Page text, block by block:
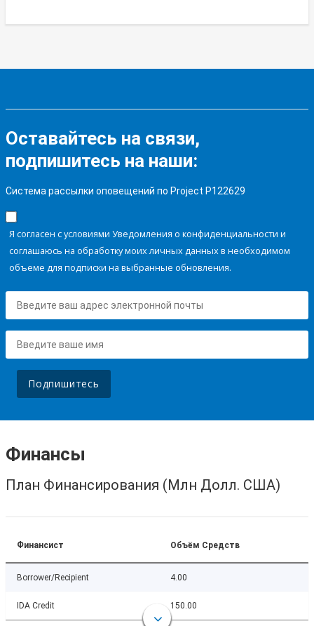
Оставайтесь на связи,
подпишитесь на наши:
Система рассылки оповещений по Project P122629
Я согласен с условиями Уведомления о конфиденциальности и
соглашаюсь на обработку моих личных данных в необходимом
объеме для подписки на выбранные обновления.
Подпишитесь
Финансы
План Финансирования (Млн Долл. США)
Финансист Объём Средств
Borrower/Recipient 4.00
IDA Credit 150.00